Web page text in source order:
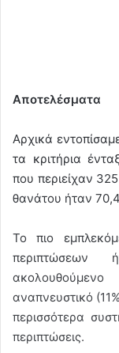
Αποτελέσματα
Αρχικά
τα κριτήρια
που περιείχαν
θανάτου ήταν
Το πιο
περιπτώσεων
αναπνευστικό
περισσότερα
περιπτώσεις.